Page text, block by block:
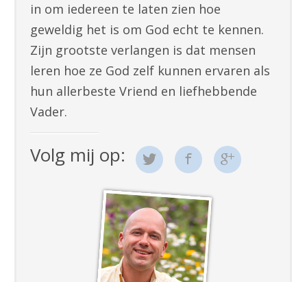
in om iedereen te laten zien hoe
geweldig het is om God echt te kennen.
Zijn grootste verlangen is dat mensen
leren hoe ze God zelf kunnen ervaren als
hun allerbeste Vriend en liefhebbende
Vader.
Volg mij op: